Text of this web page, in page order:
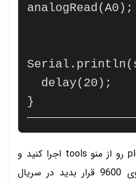
analogRead(A0);
}
بعد از اپلود کد سریال plotter رو از منو tools اجرا کنید و
سرعت سریال plotter را روی 9600 قرار بدید در سریال